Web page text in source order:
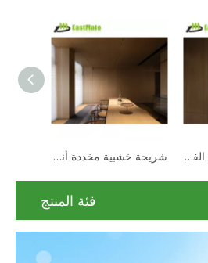
الصين الصانع الشقق الفندقية لوحة باب غرفة النوم الخشب الصلب فندق فاخر باهظ الثمن، جناح كامل، ردهة، مجموعة أثاث حديثة ثابتة
فئة المنتج